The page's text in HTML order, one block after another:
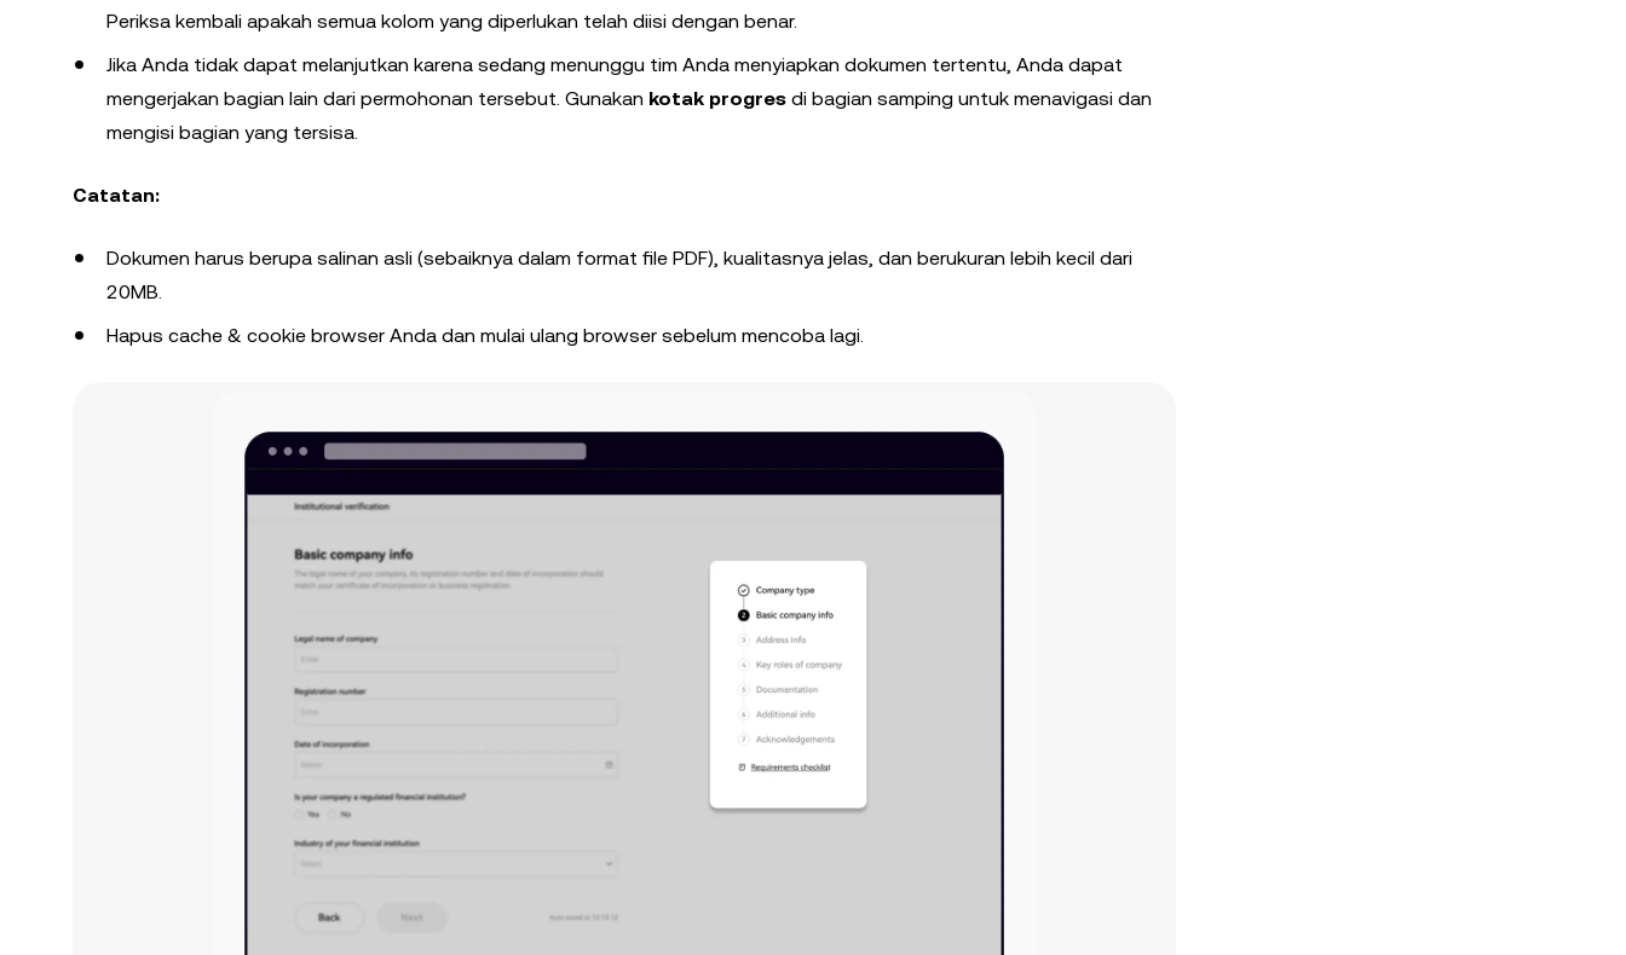
Periksa kembali apakah semua kolom yang diperlukan telah diisi dengan benar.
Jika Anda tidak dapat melanjutkan karena sedang menunggu tim Anda menyiapkan dokumen tertentu, Anda dapat
mengerjakan bagian lain dari permohonan tersebut. Gunakan kotak progres di bagian samping untuk menavigasi dan
mengisi bagian yang tersisa.
Catatan:
Dokumen harus berupa salinan asli (sebaiknya dalam format file PDF), kualitasnya jelas, dan berukuran lebih kecil dari
20MB.
Hapus cache & cookie browser Anda dan mulai ulang browser sebelum mencoba lagi.